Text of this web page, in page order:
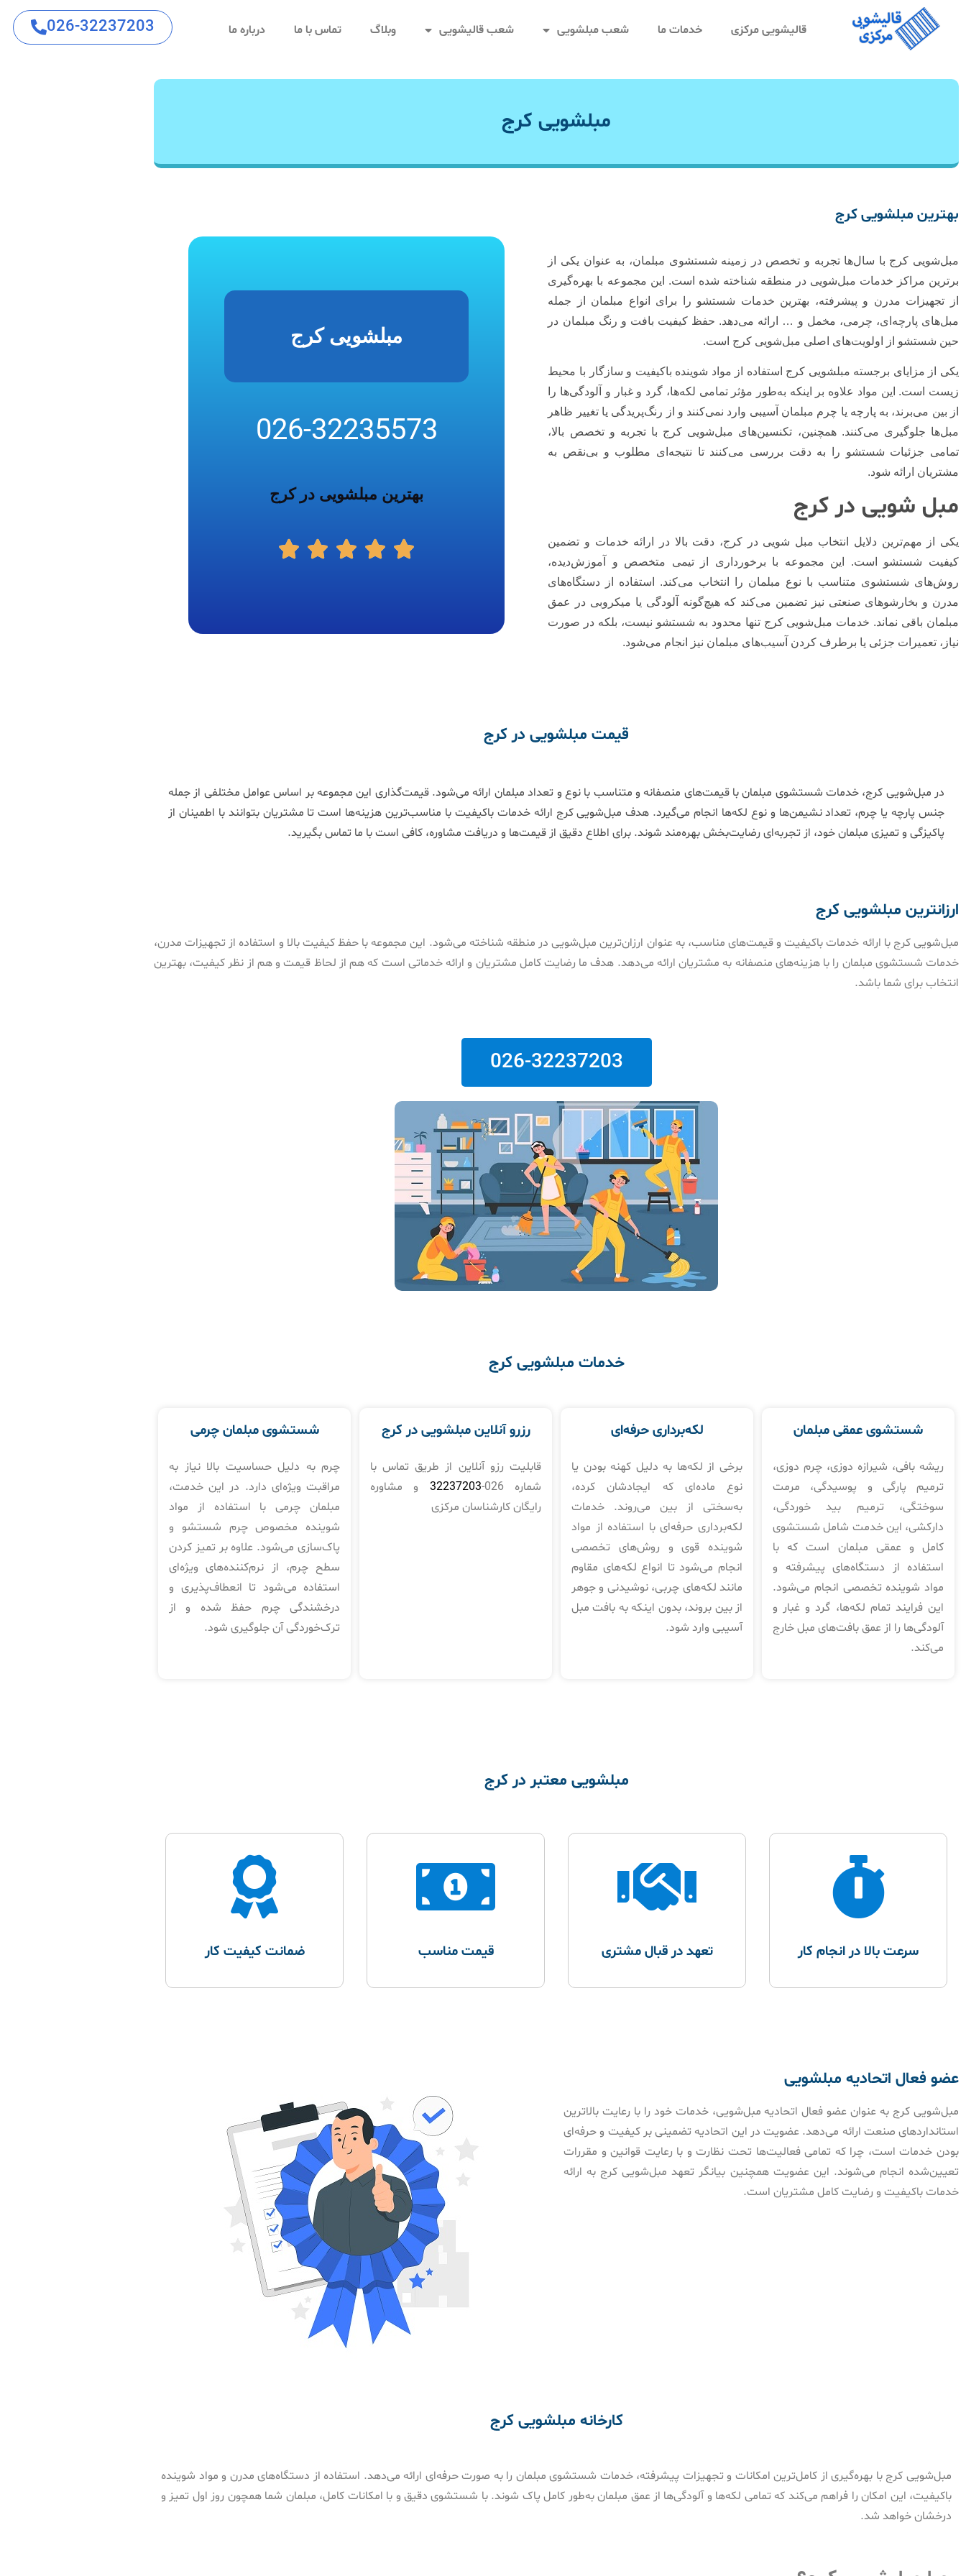
قالیشویی مرکزی خدمات ما شعب مبلشویی شعب قالیشویی وبلاگ تماس با ما درباره ما 026-32237203
مبلشویی کرج
بهترین مبلشویی کرج
مبل‌شویی کرج با سال‌ها تجربه و تخصص در زمینه شستشوی مبلمان، به عنوان یکی از
برترین مراکز خدمات مبل‌شویی در منطقه شناخته شده است. این مجموعه با بهره‌گیری
از تجهیزات مدرن و پیشرفته، بهترین خدمات شستشو را برای انواع مبلمان از جمله
مبل‌های پارچه‌ای، چرمی، مخمل و … ارائه می‌دهد. حفظ کیفیت بافت و رنگ مبلمان در
حین شستشو از اولویت‌های اصلی مبل‌شویی کرج است.
یکی از مزایای برجسته مبلشویی کرج استفاده از مواد شوینده باکیفیت و سازگار با محیط
زیست است. این مواد علاوه بر اینکه به‌طور مؤثر تمامی لکه‌ها، گرد و غبار و آلودگی‌ها را
از بین می‌برند، به پارچه یا چرم مبلمان آسیبی وارد نمی‌کنند و از رنگ‌پریدگی یا تغییر ظاهر
مبل‌ها جلوگیری می‌کنند. همچنین، تکنسین‌های مبل‌شویی کرج با تجربه و تخصص بالا،
تمامی جزئیات شستشو را به دقت بررسی می‌کنند تا نتیجه‌ای مطلوب و بی‌نقص به
مشتریان ارائه شود.
مبل شویی در کرج
یکی از مهم‌ترین دلایل انتخاب مبل‌ شویی در کرج، دقت بالا در ارائه خدمات و تضمین
کیفیت شستشو است. این مجموعه با برخورداری از تیمی متخصص و آموزش‌دیده،
روش‌های شستشوی متناسب با نوع مبلمان را انتخاب می‌کند. استفاده از دستگاه‌های
مدرن و بخارشوهای صنعتی نیز تضمین می‌کند که هیچ‌گونه آلودگی یا میکروبی در عمق
مبلمان باقی نماند. خدمات مبل‌شویی کرج تنها محدود به شستشو نیست، بلکه در صورت
نیاز، تعمیرات جزئی یا برطرف کردن آسیب‌های مبلمان نیز انجام می‌شود.
مبلشویی کرج
026-32235573
بهترین مبلشویی در کرج
قیمت مبلشویی در کرج
در مبل‌شویی کرج، خدمات شستشوی مبلمان با قیمت‌های منصفانه و متناسب با نوع و تعداد مبلمان ارائه می‌شود. قیمت‌گذاری این مجموعه بر اساس عوامل مختلفی از جمله
جنس پارچه یا چرم، تعداد نشیمن‌ها و نوع لکه‌ها انجام می‌گیرد. هدف مبل‌شویی کرج ارائه خدمات باکیفیت با مناسب‌ترین هزینه‌ها است تا مشتریان بتوانند با اطمینان از
پاکیزگی و تمیزی مبلمان خود، از تجربه‌ای رضایت‌بخش بهره‌مند شوند. برای اطلاع دقیق از قیمت‌ها و دریافت مشاوره، کافی است با ما تماس بگیرید.
ارزانترین مبلشویی کرج
مبل‌شویی کرج با ارائه خدمات باکیفیت و قیمت‌های مناسب، به عنوان ارزان‌ترین مبل‌شویی در منطقه شناخته می‌شود. این مجموعه با حفظ کیفیت بالا و استفاده از تجهیزات مدرن،
خدمات شستشوی مبلمان را با هزینه‌های منصفانه به مشتریان ارائه می‌دهد. هدف ما رضایت کامل مشتریان و ارائه خدماتی است که هم از لحاظ قیمت و هم از نظر کیفیت، بهترین
انتخاب برای شما باشد.
026-32237203
خدمات مبلشویی کرج
شستشوی عمقی مبلمان
ریشه بافی، شیرازه دوزی، چرم دوزی،
ترمیم پارگی و پوسیدگی، مرمت
سوختگی، ترمیم بید خوردگی،
دارکشی، این خدمت شامل شستشوی
کامل و عمقی مبلمان است که با
استفاده از دستگاه‌های پیشرفته و
مواد شوینده تخصصی انجام می‌شود.
این فرایند تمام لکه‌ها، گرد و غبار و
آلودگی‌ها را از عمق بافت‌های مبل خارج
می‌کند.
لکه‌برداری حرفه‌ای
برخی از لکه‌ها به دلیل کهنه بودن یا
نوع ماده‌ای که ایجادشان کرده،
به‌سختی از بین می‌روند. خدمات
لکه‌برداری حرفه‌ای با استفاده از مواد
شوینده قوی و روش‌های تخصصی
انجام می‌شود تا انواع لکه‌های مقاوم
مانند لکه‌های چربی، نوشیدنی و جوهر
از بین بروند، بدون اینکه به بافت مبل
آسیبی وارد شود.
رزرو آنلاین مبلشویی در کرج
قابلیت رزو آنلاین از طریق تماس با
شماره 026-
32237203
و مشاوره
رایگان کارشناسان مرکزی
شستشوی مبلمان چرمی
چرم به دلیل حساسیت بالا نیاز به
مراقبت ویژه‌ای دارد. در این خدمت،
مبلمان چرمی با استفاده از مواد
شوینده مخصوص چرم شستشو و
پاک‌سازی می‌شود. علاوه بر تمیز کردن
سطح چرم، از نرم‌کننده‌های ویژه‌ای
استفاده می‌شود تا انعطاف‌پذیری و
درخشندگی چرم حفظ شده و از
ترک‌خوردگی آن جلوگیری شود.
مبلشویی معتبر در کرج
سرعت بالا در انجام کار تعهد در قبال مشتری قیمت مناسب ضمانت کیفیت کار
عضو فعال اتحادیه مبلشویی
مبل‌شویی کرج به عنوان عضو فعال اتحادیه مبل‌شویی، خدمات خود را با رعایت بالاترین
استانداردهای صنعت ارائه می‌دهد. عضویت در این اتحادیه تضمینی بر کیفیت و حرفه‌ای
بودن خدمات است، چرا که تمامی فعالیت‌ها تحت نظارت و با رعایت قوانین و مقررات
تعیین‌شده انجام می‌شوند. این عضویت همچنین بیانگر تعهد مبل‌شویی کرج به ارائه
خدمات باکیفیت و رضایت کامل مشتریان است.
کارخانه مبلشویی کرج
مبل‌شویی کرج با بهره‌گیری از کامل‌ترین امکانات و تجهیزات پیشرفته، خدمات شستشوی مبلمان را به صورت حرفه‌ای ارائه می‌دهد. استفاده از دستگاه‌های مدرن و مواد شوینده
باکیفیت، این امکان را فراهم می‌کند که تمامی لکه‌ها و آلودگی‌ها از عمق مبلمان به‌طور کامل پاک شوند. با شستشوی دقیق و با امکانات کامل، مبلمان شما همچون روز اول تمیز و
درخشان خواهد شد.